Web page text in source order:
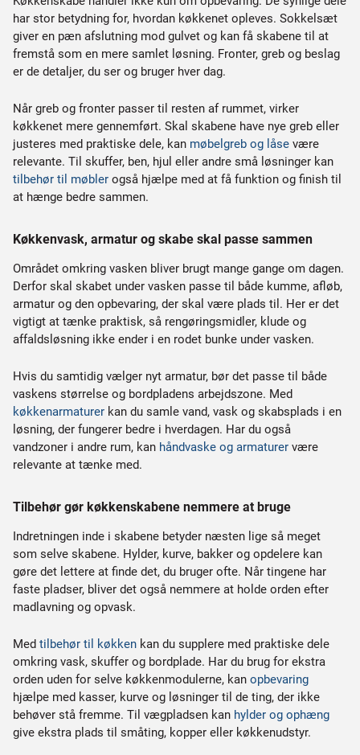
har stor betydning for, hvordan køkkenet opleves. Sokkelsæt
giver en pæn afslutning mod gulvet og kan få skabene til at
fremstå som en mere samlet løsning. Fronter, greb og beslag
er de detaljer, du ser og bruger hver dag.
Når greb og fronter passer til resten af rummet, virker
køkkenet mere gennemført. Skal skabene have nye greb eller
justeres med praktiske dele, kan møbelgreb og låse være
relevante. Til skuffer, ben, hjul eller andre små løsninger kan
tilbehør til møbler også hjælpe med at få funktion og finish til
at hænge bedre sammen.
Køkkenvask, armatur og skabe skal passe sammen
Området omkring vasken bliver brugt mange gange om dagen.
Derfor skal skabet under vasken passe til både kumme, afløb,
armatur og den opbevaring, der skal være plads til. Her er det
vigtigt at tænke praktisk, så rengøringsmidler, klude og
affaldsløsning ikke ender i en rodet bunke under vasken.
Hvis du samtidig vælger nyt armatur, bør det passe til både
vaskens størrelse og bordpladens arbejdszone. Med
køkkenarmaturer kan du samle vand, vask og skabsplads i en
løsning, der fungerer bedre i hverdagen. Har du også
vandzoner i andre rum, kan håndvaske og armaturer være
relevante at tænke med.
Tilbehør gør køkkenskabene nemmere at bruge
Indretningen inde i skabene betyder næsten lige så meget
som selve skabene. Hylder, kurve, bakker og opdelere kan
gøre det lettere at finde det, du bruger ofte. Når tingene har
faste pladser, bliver det også nemmere at holde orden efter
madlavning og opvask.
Med tilbehør til køkken kan du supplere med praktiske dele
omkring vask, skuffer og bordplade. Har du brug for ekstra
orden uden for selve køkkenmodulerne, kan opbevaring
hjælpe med kasser, kurve og løsninger til de ting, der ikke
behøver stå fremme. Til vægpladsen kan hylder og ophæng
give ekstra plads til småting, kopper eller køkkenudstyr.